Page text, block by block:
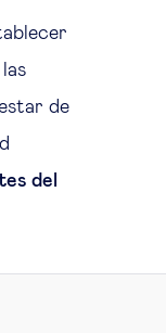
de
del